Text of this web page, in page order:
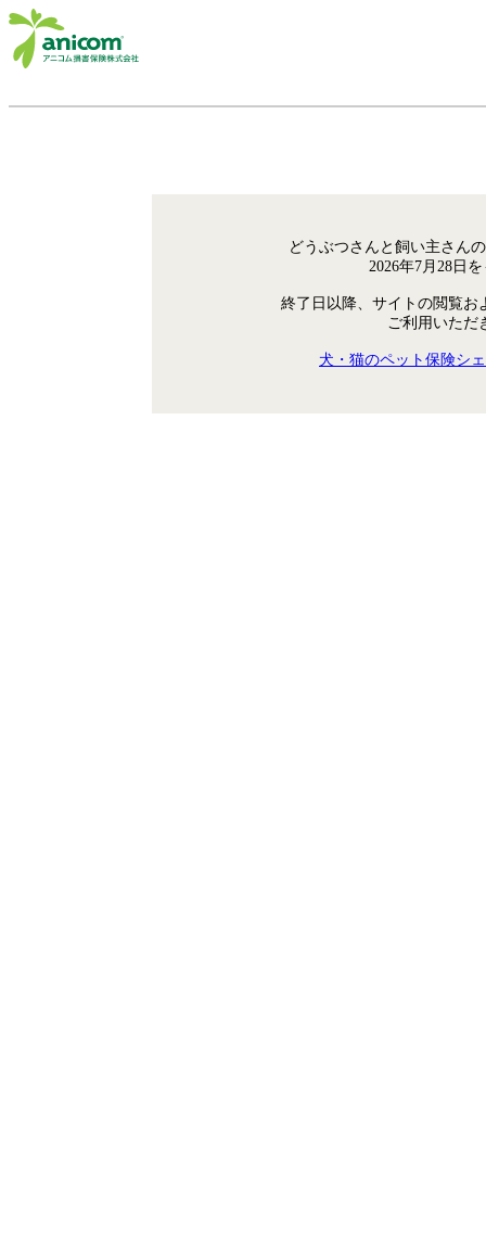
どうぶつさんと飼い主さん
2026年7月28日
終了日以降、サイトの閲覧お
ご利用いただ
犬・猫のペット保険シ